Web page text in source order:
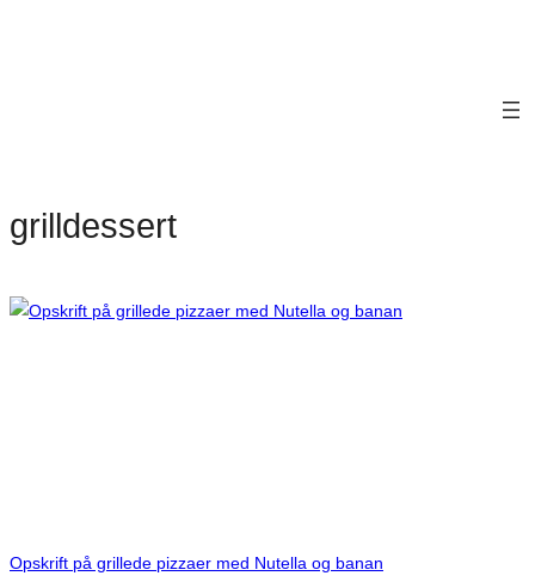
grilldessert
Opskrift på grillede pizzaer med Nutella og banan